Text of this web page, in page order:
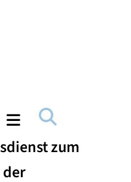
zum